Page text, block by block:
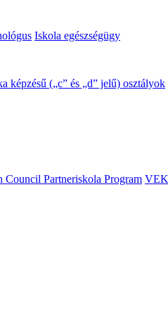
Iskola egészségügy
képzésű („c” és „d” jelű) osztályok
Council Partneriskola Program